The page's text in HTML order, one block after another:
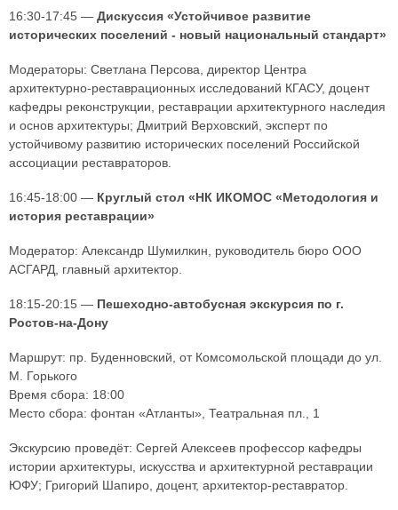
16:30-17:45 — Дискуссия «Устойчивое развитие
исторических поселений - новый национальный стандарт»
Модераторы: Светлана Персова, директор Центра
архитектурно-реставрационных исследований КГАСУ, доцент
кафедры реконструкции, реставрации архитектурного наследия
и основ архитектуры; Дмитрий Верховский, эксперт по
устойчивому развитию исторических поселений Российской
ассоциации реставраторов.
16:45-18:00 — Круглый стол «НК ИКОМОС «Методология и
история реставрации»
Модератор: Александр Шумилкин, руководитель бюро ООО
АСГАРД, главный архитектор.
18:15-20:15 — Пешеходно-автобусная экскурсия по г.
Ростов-на-Дону
Маршрут: пр. Буденновский, от Комсомольской площади до ул.
М. Горького
Время сбора: 18:00
Место сбора: фонтан «Атланты», Театральная пл., 1
Экскурсию проведёт: Сергей Алексеев профессор кафедры
истории архитектуры, искусства и архитектурной реставрации
ЮФУ; Григорий Шапиро, доцент, архитектор-реставратор.